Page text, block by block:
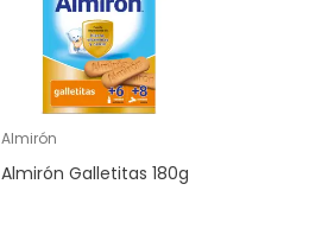
Almirón
Almirón Galletitas 180g